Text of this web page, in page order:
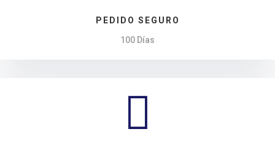
PEDIDO SEGURO
100 Días
